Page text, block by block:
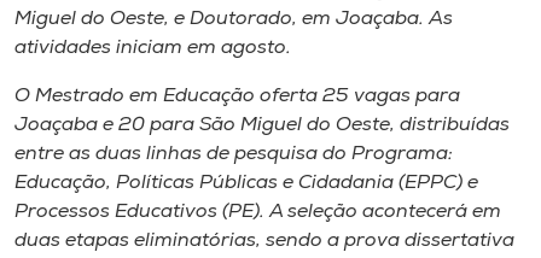
Unoesc
Store
Miguel do Oeste, e Doutorado, em Joaçaba. As
atividades iniciam em agosto.
O Mestrado em Educação oferta 25 vagas para
Joaçaba e 20 para São Miguel do Oeste, distribuídas
entre as duas linhas de pesquisa do Programa:
Educação, Políticas Públicas e Cidadania (EPPC) e
Processos Educativos (PE). A seleção acontecerá em
duas etapas eliminatórias, sendo a prova dissertativa